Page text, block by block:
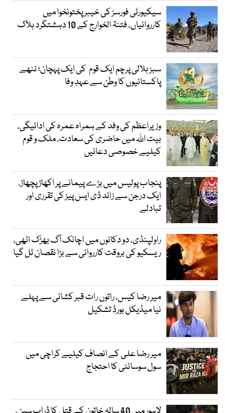
سیکیورٹی فورسز کی خیبر پختونخوا میں
کارروائیاں، فتنۃ الخوارج کے 10 دہشتگرد ہلاک
سبز ہلالی پرچم ایک قوم کی ایک پہچان؛ ننھے
پاکستانیوں کا وطن سے عہدِ وفا
وزیراعظم کی وفد کے ہمراہ عمرہ کی ادائیگی،
بیت اللہ میں حاضری کی سعادت، ملک و قوم
کیلیے خصوصی دعائیں
پنجاب پولیس میں بڑے پیمانے پر اکھاڑ پچھاڑ،
ایک درجن سے زائد ڈی ایس پیز کی تقرری اور
تبادلے
راولپنڈی، دو دکانوں میں اچانک آگ بھڑک اٹھی،
ریسکیو کی بروقت کارروائی سے بڑا نقصان ٹل گیا
میر رضا کیس، راتوں رات قبر کشائی سے پہلے
نیا میڈیکل بورڈ تشکیل
میر رضا علی کے انصاف کیلیے کراچی میں
سول سوسائٹی کا احتجاج